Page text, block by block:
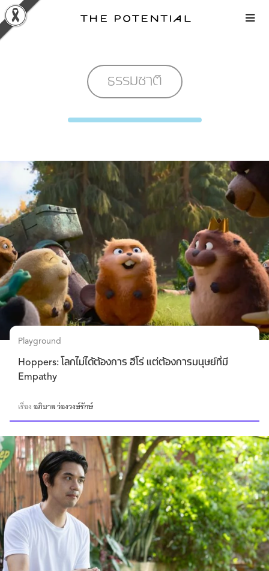
Skip
to
content
ธรรมชาติ
Playground
Hoppers: โลกไม่ได้ต้องการ ฮีโร่ แต่ต้องการมนุษย์ที่มี
Empathy
เรื่องอภิบาล ว่องวงษ์รักษ์